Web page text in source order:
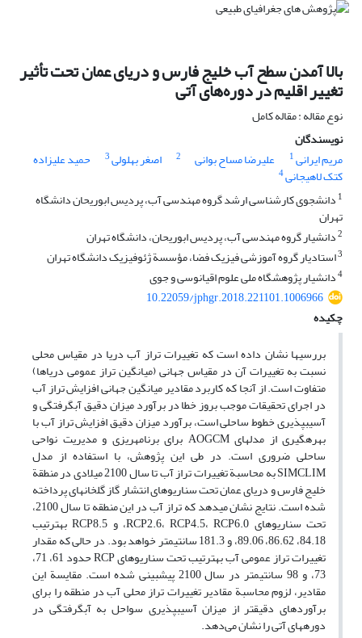
بالا آمدن سطح آب خلیج فارس و دریای عمان تحت تأثیر
تغییر اقلیم در دوره‌های آتی
نوع مقاله : مقاله کامل
نویسندگان
مریم ایرانی1 علیرضا مساح بوانی 2 اصغر بهلولی3 حمید علیزاده
کتک لاهیجانی4
1 دانشجوی کارشناسی ارشد گروه مهندسی آب، پردیس ابوریحان دانشگاه
تهران
2دانشیار گروه مهندسی آب، پردیس ابوریحان، دانشگاه تهران
3استادیار گروه آموزشی فیزیک فضا، مؤسسة ژئوفیزیک دانشگاه تهران
4دانشیار پژوهشگاه ملی علوم اقیانوسی و جوی
10.22059/jphgr.2018.221101.1006966
چکیده
بررسی‏ها نشان داده است که تغییرات تراز آب دریا در مقیاس محلی
نسبت به تغییرات آن در مقیاس جهانی (میانگین تراز عمومی دریاها)
متفاوت است. از آنجا که کاربرد مقادیر میانگین جهانی افزایش تراز آب
در اجرای تحقیقات موجب بروز خطا در برآورد میزان دقیق آب‏گرفتگی و
آسیب‏پذیری خطوط ساحلی است، برآورد میزان دقیق افزایش تراز آب با
بهره‏گیری از مدل‏های AOGCM برای برنامه‏ریزی‏ و مدیریت نواحی
ساحلی ضروری است. در طی این پژوهش، با استفاده از مدل
SIMCLIM به محاسبة تغییرات تراز آب تا سال 2100 میلادی در منطقة
خلیج فارس و دریای عمان تحت سناریوهای انتشار گاز گلخانه‏ای پرداخته
شده است. نتایج نشان می‏دهد که تراز آب در این منطقه تا سال 2100،
تحت سناریوهای RCP2.6، RCP4.5، RCP6.0، و RCP8.5 به‏ترتیب
84.18، 86.62، 89.06، و 181.3 سانتی‏متر خواهد بود. در حالی‏ که مقدار
تغییرات تراز عمومی آب به‏ترتیب تحت سناریوهای RCP حدود 61، 71،
73، و 98 سانتی‏متر در سال 2100 پیش‏بینی شده است. مقایسة این
مقادیر، لزوم محاسبة مقادیر تغییرات تراز محلی آب در منطقه را برای
برآورد‏های دقیق‏تر از میزان آسیب‏پذیری سواحل به آب‏گرفتگی در
دوره‏های آتی را نشان می‌دهد.